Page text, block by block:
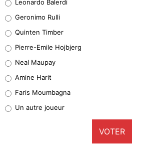
32%
5%
1%
9%
Leonardo Balerdi
Geronimo Rulli
Quinten Timber
Pierre-Emile Hojbjerg
Neal Maupay
Amine Harit
Faris Moumbagna
Un autre joueur
VOTER